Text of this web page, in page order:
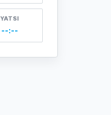
YATSI
--:--